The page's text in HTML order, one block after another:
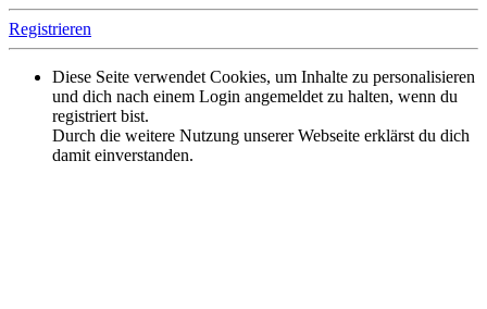
Registrieren
Diese Seite verwendet Cookies, um Inhalte zu personalisieren
und dich nach einem Login angemeldet zu halten, wenn du
registriert bist.
Durch die weitere Nutzung unserer Webseite erklärst du dich
damit einverstanden.